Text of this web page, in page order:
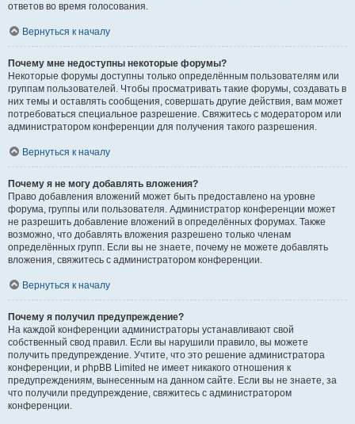
ответов во время голосования.
Вернуться к началу
Почему мне недоступны некоторые форумы?
Некоторые форумы доступны только определённым пользователям или
группам пользователей. Чтобы просматривать такие форумы, создавать в
них темы и оставлять сообщения, совершать другие действия, вам может
потребоваться специальное разрешение. Свяжитесь с модератором или
администратором конференции для получения такого разрешения.
Вернуться к началу
Почему я не могу добавлять вложения?
Право добавления вложений может быть предоставлено на уровне
форума, группы или пользователя. Администратор конференции может
не разрешить добавление вложений в определённых форумах. Также
возможно, что добавлять вложения разрешено только членам
определённых групп. Если вы не знаете, почему не можете добавлять
вложения, свяжитесь с администратором конференции.
Вернуться к началу
Почему я получил предупреждение?
На каждой конференции администраторы устанавливают свой
собственный свод правил. Если вы нарушили правило, вы можете
получить предупреждение. Учтите, что это решение администратора
конференции, и phpBB Limited не имеет никакого отношения к
предупреждениям, вынесенным на данном сайте. Если вы не знаете, за
что получили предупреждение, свяжитесь с администратором
конференции.